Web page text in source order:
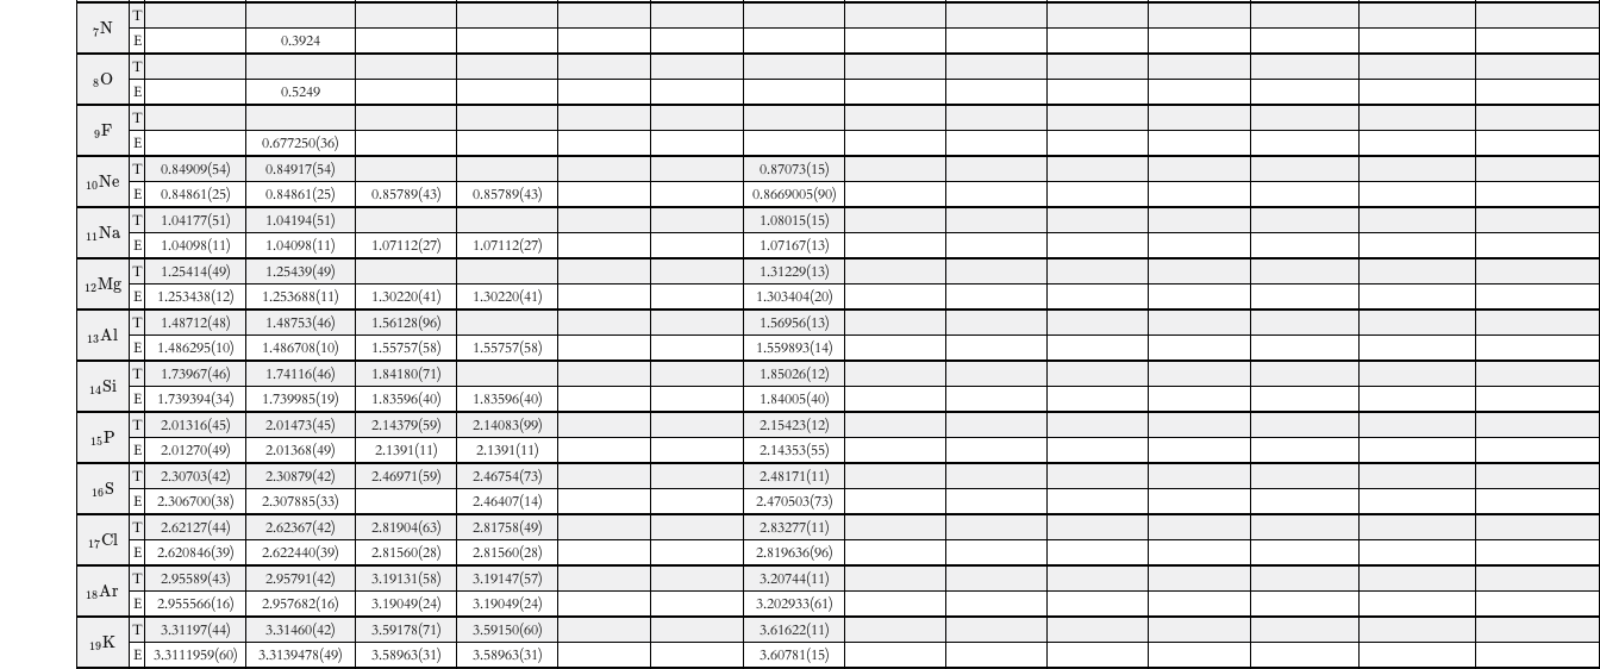
7N
T
E
0.3924
8O
T
E
0.5249
9F
T
E
0.677250(36)
10Ne
T 0.84909(54) 0.84917(54)
0.87073(15)
E
0.84861(25) 0.84861(25) 0.85789(43) 0.85789(43) 0.8669005(90)
11Na
T 1.04177(51) 1.04194(51)
1.08015(15)
E
1.04098(11) 1.04098(11) 1.07112(27) 1.07112(27) 1.07167(13)
12Mg
T 1.25414(49) 1.25439(49)
1.31229(13)
E
1.253438(12) 1.253688(11) 1.30220(41) 1.30220(41) 1.303404(20)
13Al
T 1.48712(48) 1.48753(46) 1.56128(96)
1.56956(13)
E
1.486295(10) 1.486708(10) 1.55757(58) 1.55757(58) 1.559893(14)
14Si
T 1.73967(46) 1.74116(46) 1.84180(71)
1.85026(12)
E
1.739394(34) 1.739985(19) 1.83596(40) 1.83596(40) 1.84005(40)
15P
T 2.01316(45) 2.01473(45) 2.14379(59) 2.14083(99)
2.15423(12)
E
2.01270(49) 2.01368(49) 2.1391(11) 2.1391(11) 2.14353(55)
16S
T 2.30703(42) 2.30879(42) 2.46971(59) 2.46754(73)
2.48171(11)
E
2.306700(38) 2.307885(33) 2.46407(14) 2.470503(73)
17Cl
T 2.62127(44) 2.62367(42) 2.81904(63) 2.81758(49)
2.83277(11)
E
2.620846(39) 2.622440(39) 2.81560(28) 2.81560(28) 2.819636(96)
18Ar
T 2.95589(43) 2.95791(42) 3.19131(58) 3.19147(57)
3.20744(11)
E
2.955566(16) 2.957682(16) 3.19049(24) 3.19049(24) 3.202933(61)
19K
T 3.31197(44) 3.31460(42) 3.59178(71) 3.59150(60)
3.61622(11)
E
3.3111959(60) 3.3139478(49) 3.58963(31) 3.58963(31) 3.60781(15)